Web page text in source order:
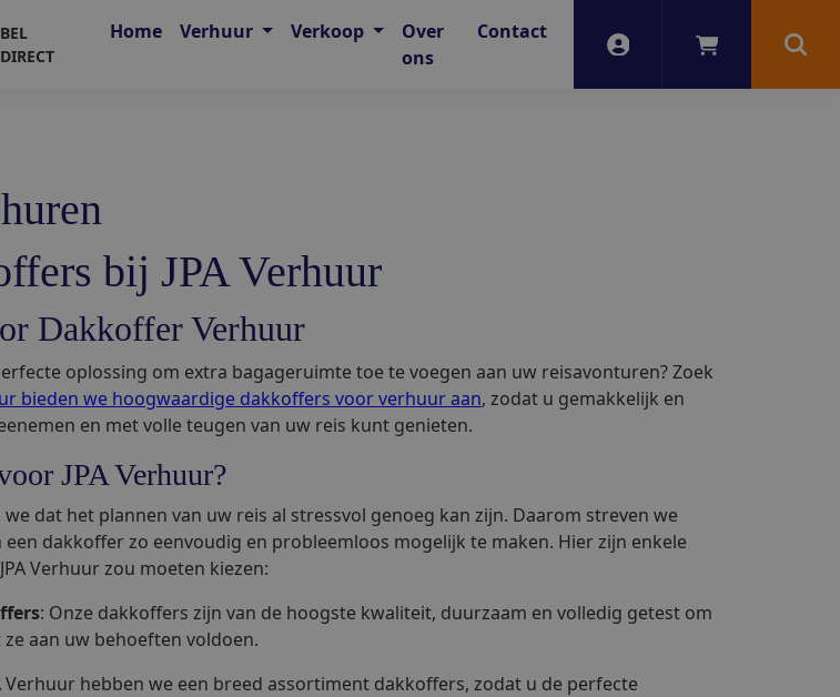
BEL
DIRECT
Account Winkelwagen
Home Verhuur Verkoop
Over
ons
Contact
bij JPA Verhuur
Dakkoffer Verhuur
oplossing om extra bagageruimte toe te voegen aan uw reisavonturen? Zoek
bieden we hoogwaardige dakkoffers voor verhuur aan, zodat u gemakkelijk en
en met volle teugen van uw reis kunt genieten.
JPA Verhuur?
dat het plannen van uw reis al stressvol genoeg kan zijn. Daarom streven we
dakkoffer zo eenvoudig en probleemloos mogelijk te maken. Hier zijn enkele
Verhuur zou moeten kiezen:
: Onze dakkoffers zijn van de hoogste kwaliteit, duurzaam en volledig getest om
aan uw behoeften voldoen.
Verhuur hebben we een breed assortiment dakkoffers, zodat u de perfecte